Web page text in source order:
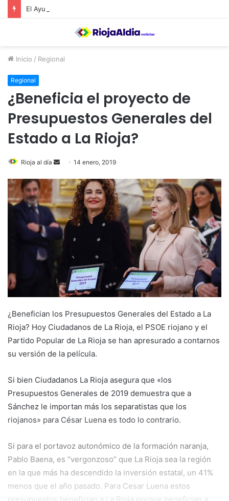
Inicio / Regional
Regional
¿Beneficia el proyecto de
Presupuestos Generales del
Estado a La Rioja?
Rioja al día
n
d
a
n
e
l
14 enero, 2019
¿Benefician los Presupuestos Generales del Estado a La
Rioja? Hoy Ciudadanos de La Rioja, el PSOE riojano y el
Partido Popular de La Rioja se han apresurado a contarnos
su versión de la película.
Si bien Ciudadanos La Rioja asegura que «los
Presupuestos Generales de 2019 demuestra que a
Sánchez le importan más los separatistas que los
riojanos» para César Luena es todo lo contrario.
Si para el portavoz autonómico de la formación naranja,
Pablo Baena, es “vergonzoso” que La Rioja sea la región
en la que más ha descendido la inversión estatal, un 41%
menos que el año pasado. Para Cesar Luena estos